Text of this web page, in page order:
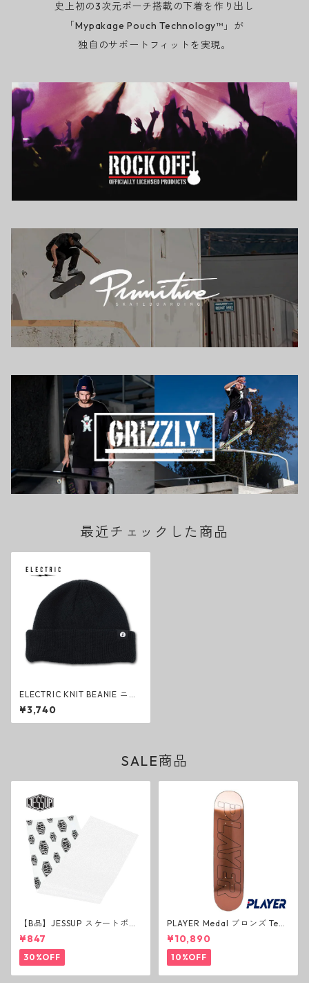
史上初の3次元ポーチ搭載の下着を作り出し
「Mypakage Pouch Technology™」が
独自のサポートフィットを実現。
最近チェックした商品
ELECTRIC KNIT BEANIE ニッ
トビーニー ブラック TYPE C
ファッション 帽子 エレクトリ
ック グッズ
¥3,740
SALE商品
【B品】JESSUP スケートボー
ド グリップテープ ウルトラグ
リップ ホワイト デッキテープ
ジェスアップ ジェサップ
¥847
30%OFF
PLAYER Medal ブロンズ Tea
m Deck P3 スケートボードデ
ッキ プレイヤー メダル
¥10,890
10%OFF